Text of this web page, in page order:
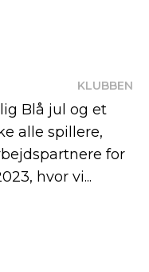
KLUBBEN
Blå jul og et
alle spillere,
for
hvor vi...